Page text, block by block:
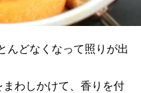
わしかけて、香りを付